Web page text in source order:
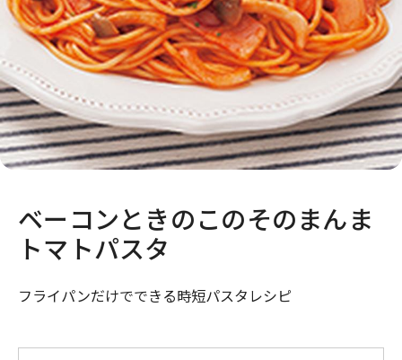
ベーコンときのこのそのまんま
トマトパスタ
フライパンだけでできる時短パスタレシピ